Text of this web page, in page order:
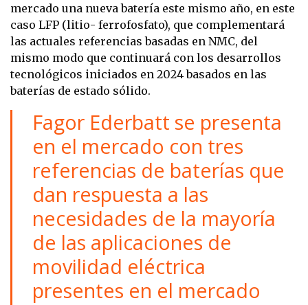
mercado una nueva batería este mismo año, en este
caso LFP (litio- ferrofosfato), que complementará
las actuales referencias basadas en NMC, del
mismo modo que continuará con los desarrollos
tecnológicos iniciados en 2024 basados en las
baterías de estado sólido.
Fagor Ederbatt se presenta
en el mercado con tres
referencias de baterías que
dan respuesta a las
necesidades de la mayoría
de las aplicaciones de
movilidad eléctrica
presentes en el mercado